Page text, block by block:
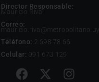
Director Responsable:
Mauricio Riva
Correo:
mauricio.riva@metropolitano.uy
Teléfono: 2 698 78 66
Celular: 091 673 129